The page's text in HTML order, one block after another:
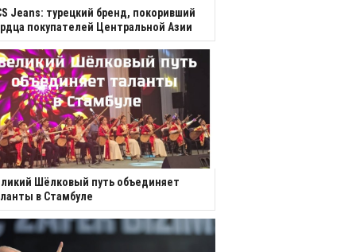
Jeans: турецкий бренд, покоривший
покупателей Центральной Азии
Шёлковый путь объединяет
в Стамбуле